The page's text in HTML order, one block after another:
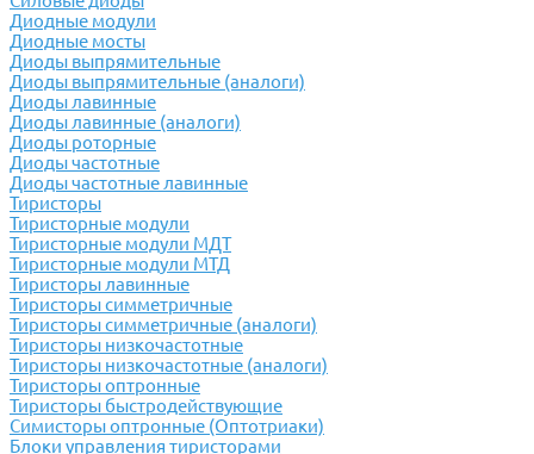
Диодные модули
Диодные мосты
Диоды выпрямительные
Диоды выпрямительные (аналоги)
Диоды лавинные
Диоды лавинные (аналоги)
Диоды роторные
Диоды частотные
Диоды частотные лавинные
Тиристоры
Тиристорные модули
Тиристорные модули МДТ
Тиристорные модули МТД
Тиристоры лавинные
Тиристоры симметричные
Тиристоры симметричные (аналоги)
Тиристоры низкочастотные
Тиристоры низкочастотные (аналоги)
Тиристоры оптронные
Тиристоры быстродействующие
Симисторы оптронные (Оптотриаки)
Блоки управления тиристорами